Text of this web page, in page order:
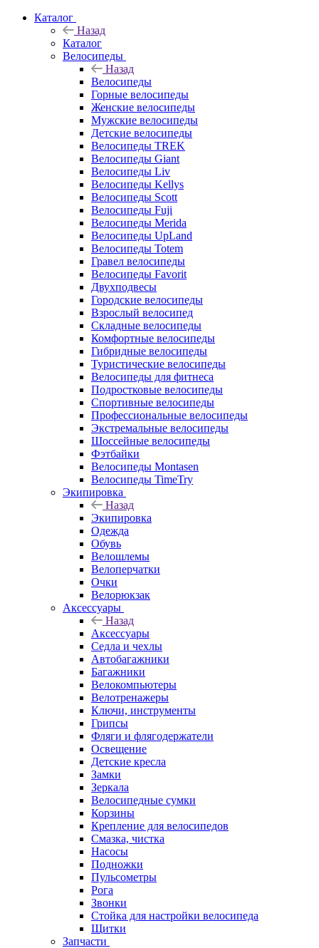
Каталог
Назад
Каталог
Велосипеды
Назад
Велосипеды
Горные велосипеды
Женские велосипеды
Мужские велосипеды
Детские велосипеды
Велосипеды TREK
Велосипеды Giant
Велосипеды Liv
Велосипеды Kellys
Велосипеды Scott
Велосипеды Fuji
Велосипеды Merida
Велосипеды UpLand
Велосипеды Totem
Гравел велосипеды
Велосипеды Favorit
Двухподвесы
Городские велосипеды
Взрослый велосипед
Складные велосипеды
Комфортные велосипеды
Гибридные велосипеды
Туристические велосипеды
Велосипеды для фитнеса
Подростковые велосипеды
Спортивные велосипеды
Профессиональные велосипеды
Экстремальные велосипеды
Шоссейные велосипеды
Фэтбайки
Велосипеды Montasen
Велосипеды TimeTry
Экипировка
Назад
Экипировка
Одежда
Обувь
Велошлемы
Велоперчатки
Очки
Велорюкзак
Аксессуары
Назад
Аксессуары
Седла и чехлы
Автобагажники
Багажники
Велокомпьютеры
Велотренажеры
Ключи, инструменты
Грипсы
Фляги и флягодержатели
Освещение
Детские кресла
Замки
Зеркала
Велосипедные сумки
Корзины
Крепление для велосипедов
Смазка, чистка
Насосы
Подножки
Пульсометры
Рога
Звонки
Стойка для настройки велосипеда
Щитки
Запчасти